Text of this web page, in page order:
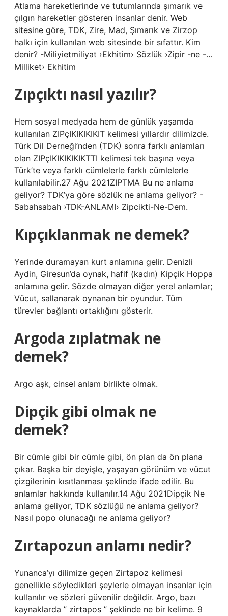
Atlama hareketlerinde ve tutumlarında şımarık ve
çılgın hareketler gösteren insanlar denir. Web
sitesine göre, TDK, Zire, Mad, Şımarık ve Zirzop
halkı için kullanılan web sitesinde bir sıfattır. Kim
denir? -Miliyietmiliyat ›Ekhitim› Sözlük ›Zipir -ne -…
Milliket› Ekhitim
Zıpçıktı nasıl yazılır?
Hem sosyal medyada hem de günlük yaşamda
kullanılan ZIPçIKIKIKIKIT kelimesi yıllardır dilimizde.
Türk Dil Derneği’nden (TDK) sonra farklı anlamları
olan ZIPçIKIKIKIKIKTTI kelimesi tek başına veya
Türk’te veya farklı cümlelerle farklı cümlelerle
kullanılabilir.27 Ağu 2021ZIPTMA Bu ne anlama
geliyor? TDK’ya göre sözlük ne anlama geliyor? -
Sabahsabah ›TDK-ANLAMI› Zipcikti-Ne-Dem.
Kıpçıklanmak ne demek?
Yerinde duramayan kurt anlamına gelir. Denizli
Aydin, Giresun’da oynak, hafif (kadın) Kipçik Hoppa
anlamına gelir. Sözde olmayan diğer yerel anlamlar;
Vücut, sallanarak oynanan bir oyundur. Tüm
türevler bağlantı ortaklığını gösterir.
Argoda zıplatmak ne
demek?
Argo aşk, cinsel anlam birlikte olmak.
Dipçik gibi olmak ne
demek?
Bir cümle gibi bir cümle gibi, ön plan da ön plana
çıkar. Başka bir deyişle, yaşayan görünüm ve vücut
çizgilerinin kısıtlanması şeklinde ifade edilir. Bu
anlamlar hakkında kullanılır.14 Ağu 2021Dipçik Ne
anlama geliyor, TDK sözlüğü ne anlama geliyor?
Nasıl popo olunacağı ne anlama geliyor?
Zırtapozun anlamı nedir?
Yunanca’yı dilimize geçen Zirtapoz kelimesi
genellikle söyledikleri şeylerle olmayan insanlar için
kullanılır ve sözleri güvenilir değildir. Argo, bazı
kaynaklarda ” zirtapos ” şeklinde ne bir kelime. 9